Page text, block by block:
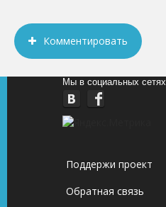
Комментировать
Мы в социальных сетях
Поддержи проект
Обратная связь